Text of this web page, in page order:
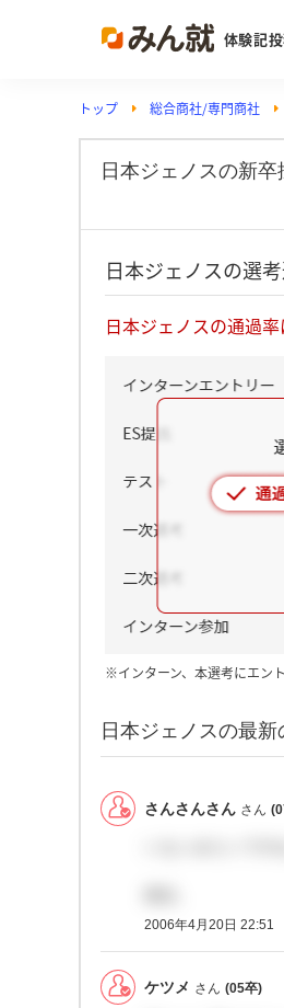
体験記
トップ 総合商社/専門商社
日本ジェノスの新
日本ジェノスの選
日本ジェノスの通過
※インターン、本選考にエン
日本ジェノスの最新
さんさんさん さん
2006年4月20日 22:51
ケツメ さん (05卒)